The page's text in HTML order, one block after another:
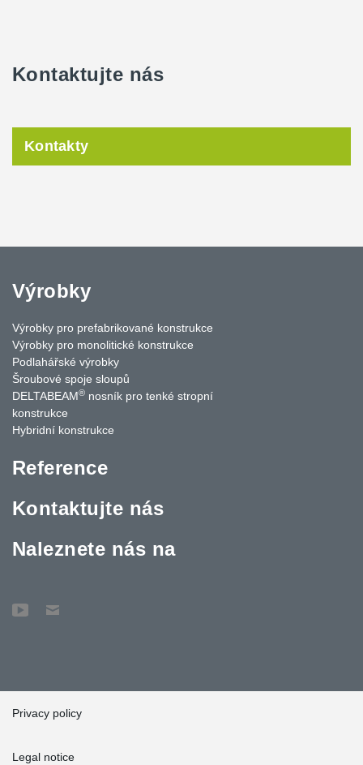
Kontaktujte nás
Kontakty
Výrobky
Výrobky pro prefabrikované konstrukce
Výrobky pro monolitické konstrukce
Podlahářské výrobky
Šroubové spoje sloupů
DELTABEAM® nosník pro tenké stropní
konstrukce
Hybridní konstrukce
Reference
Kontaktujte nás
Naleznete nás na
Privacy policy
Legal notice